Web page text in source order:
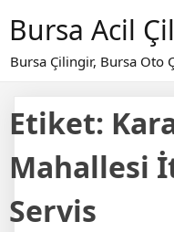
content
Bursa Acil
Bursa Çilingir, Bursa Oto
Etiket:
Mahallesi
Servis